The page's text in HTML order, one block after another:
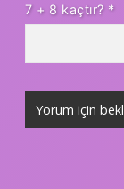
7 + 8 kaçtır? *